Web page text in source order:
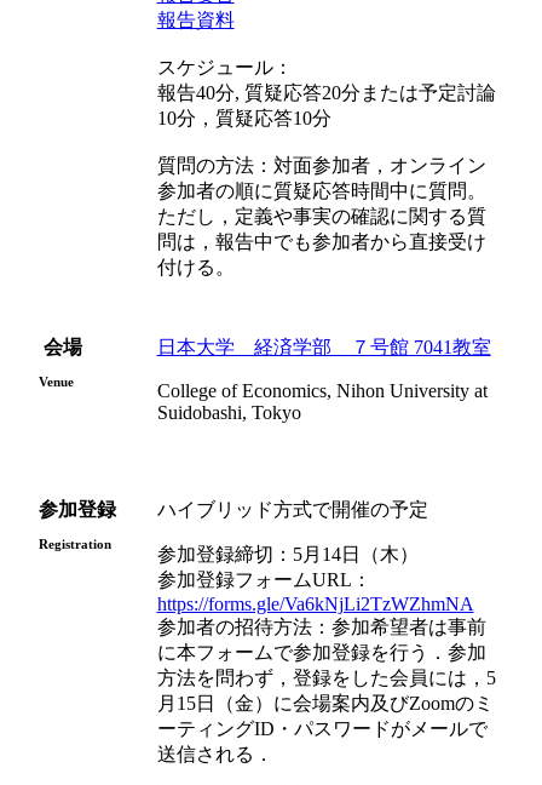
報告資料
スケジュール：
報告40分, 質疑応答20分または予定討論
10分，質疑応答10分
質問の方法：対面参加者，オンライン
参加者の順に質疑応答時間中に質問。
ただし，定義や事実の確認に関する質
問は，報告中でも参加者から直接受け
付ける。
会場
Venue
日本大学 経済学部 ７号館 7041教室
College of Economics, Nihon University at
Suidobashi, Tokyo
参加登録
Registration
ハイブリッド方式で開催の予定
参加登録締切：5月14日（木）
参加登録フォームURL：
https://forms.gle/Va6kNjLi2TzWZhmNA
参加者の招待方法：参加希望者は事前
に本フォームで参加登録を行う．参加
方法を問わず，登録をした会員には，5
月15日（金）に会場案内及びZoomのミ
ーティングID・パスワードがメールで
送信される．